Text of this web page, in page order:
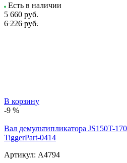
Есть в наличии
5 660 руб.
6 226 руб.
В корзину
-9 %
Вал демультипликатора JS150T-
TiggerPart-0414
Артикул: A4794